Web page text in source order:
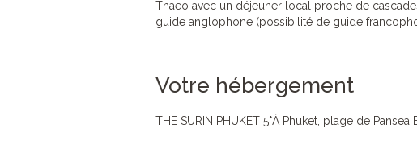
Thaeo avec un déjeuner local proche de
guide anglophone (possibilité de guide
Votre hébergement
THE SURIN PHUKET 5*À Phuket, plage de